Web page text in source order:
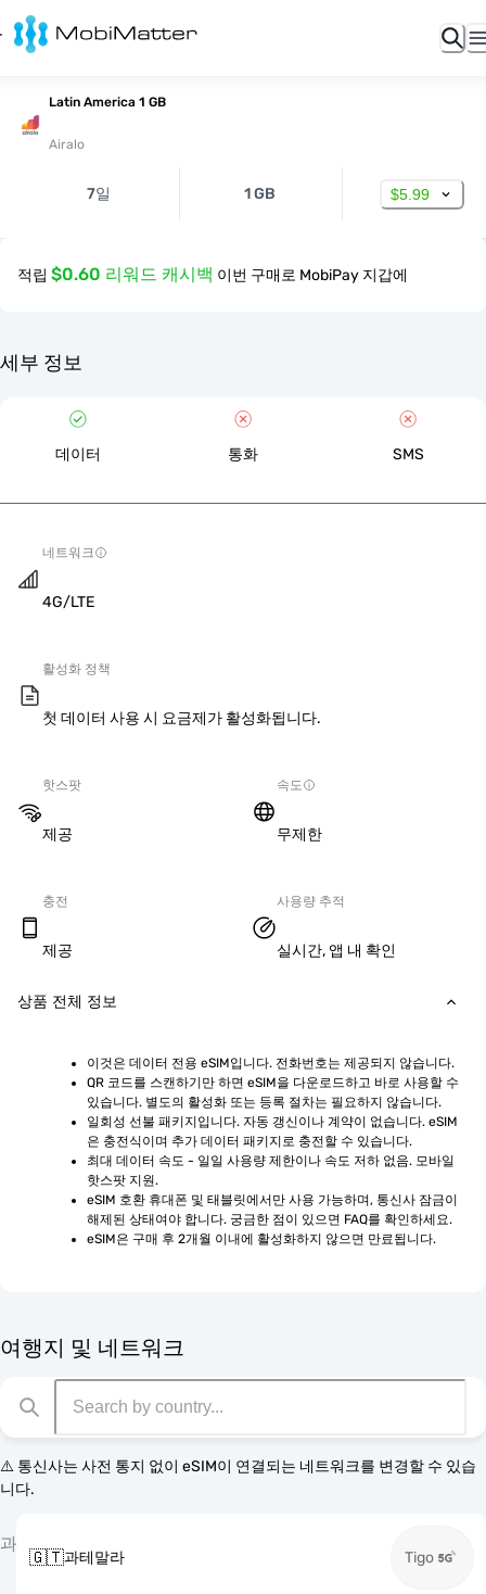
Latin America 1 GB
Airalo
7일 1 GB $5.99
적립 $0.60 리워드 캐시백 이번 구매로 MobiPay 지갑에
세부 정보
데이터 통화 SMS
네트워크
4G/LTE
활성화 정책
첫 데이터 사용 시 요금제가 활성화됩니다.
핫스팟
제공
속도
무제한
충전
제공
사용량 추적
실시간, 앱 내 확인
상품 전체 정보
이것은 데이터 전용 eSIM입니다. 전화번호는 제공되지 않습니다.
QR 코드를 스캔하기만 하면 eSIM을 다운로드하고 바로 사용할 수
있습니다. 별도의 활성화 또는 등록 절차는 필요하지 않습니다.
일회성 선불 패키지입니다. 자동 갱신이나 계약이 없습니다. eSIM
은 충전식이며 추가 데이터 패키지로 충전할 수 있습니다.
최대 데이터 속도 - 일일 사용량 제한이나 속도 저하 없음. 모바일
핫스팟 지원.
eSIM 호환 휴대폰 및 태블릿에서만 사용 가능하며, 통신사 잠금이
해제된 상태여야 합니다. 궁금한 점이 있으면 FAQ를 확인하세요.
eSIM은 구매 후 2개월 이내에 활성화하지 않으면 만료됩니다.
여행지 및 네트워크
⚠️ 통신사는 사전 통지 없이 eSIM이 연결되는 네트워크를 변경할 수 있습
니다.
과
🇬🇹과테말라 Tigo